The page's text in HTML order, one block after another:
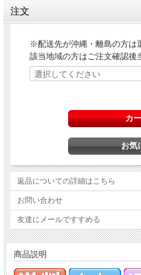
注文
※配送先が沖縄・離島の方は
該当地域の方はご注文確認後
返品についての詳細はこちら
お問い合わせ
友達にメールですすめる
商品説明